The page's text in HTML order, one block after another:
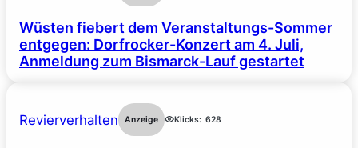
Wüsten fiebert dem Veranstaltungs-Sommer
entgegen: Dorfrocker-Konzert am 4. Juli,
Anmeldung zum Bismarck-Lauf gestartet
Revierverhalten Anzeige Klicks: 628